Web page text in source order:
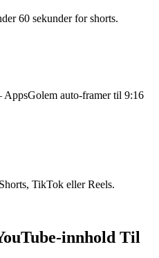
60 sekunder for shorts.
auto-framer til 9:16
TikTok eller Reels.
innhold Til